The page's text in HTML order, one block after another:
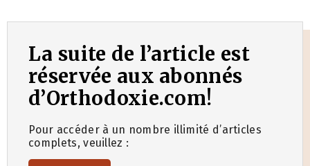
La suite de l’article est
réservée aux abonnés
d’Orthodoxie.com!
Pour accéder à un nombre illimité d’articles
complets, veuillez :